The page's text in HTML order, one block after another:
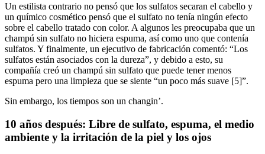
Un estilista contrario no pensó que los sulfatos secaran el cabello y
un químico cosmético pensó que el sulfato no tenía ningún efecto
sobre el cabello tratado con color. A algunos les preocupaba que un
champú sin sulfato no hiciera espuma, así como uno que contenía
sulfatos. Y finalmente, un ejecutivo de fabricación comentó: “Los
sulfatos están asociados con la dureza”, y debido a esto, su
compañía creó un champú sin sulfato que puede tener menos
espuma pero una limpieza que se siente “un poco más suave [5]”.
Sin embargo, los tiempos son un changin’.
10 años después: Libre de sulfato, espuma, el medio
ambiente y la irritación de la piel y los ojos